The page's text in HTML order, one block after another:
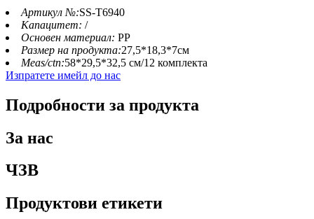
Артикул №:SS-T6940
Капацитет: /
Основен материал: PP
Размер на продукта:27,5*18,3*7см
Meas/ctn:58*29,5*32,5 см/12 комплекта
Изпратете имейл до нас
Подробности за продукта
За нас
ЧЗВ
Продуктови етикети